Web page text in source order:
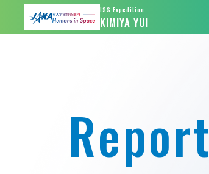
ISS Expedition
KIMIYA YUI
Report